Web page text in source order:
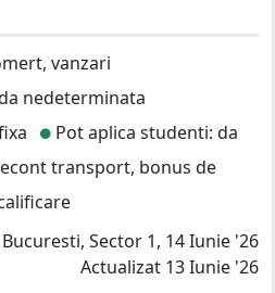
vanzari
nedeterminata
Pot aplica studenti: da
transport, bonus de
Bucuresti, Sector 1, 14 Iunie '26
Actualizat 13 Iunie '26